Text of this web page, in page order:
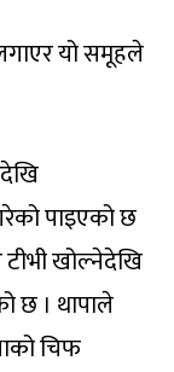
यो समूहले
पाइएको छ
खोल्नेदेखि
छ । थापाले
चिफ